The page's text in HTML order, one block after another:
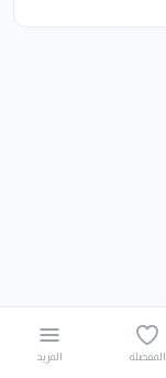
المفضلة المزيد